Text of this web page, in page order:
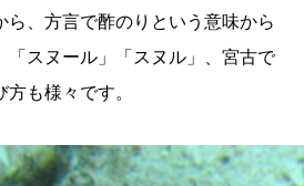
ら、方言で酢のりという意味から
「スヌール」「スヌル」、宮古で
も様々です。